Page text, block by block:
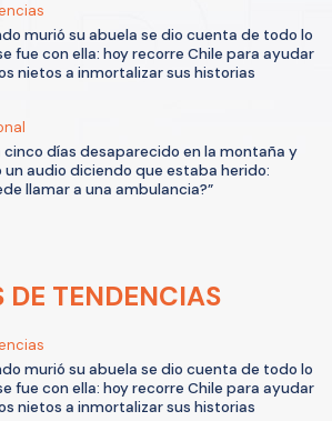
murió su abuela se dio cuenta de todo lo
fue con ella: hoy recorre Chile para ayudar
nietos a inmortalizar sus historias
cinco días desaparecido en la montaña y
un audio diciendo que estaba herido:
llamar a una ambulancia?”
DE TENDENCIAS
murió su abuela se dio cuenta de todo lo
fue con ella: hoy recorre Chile para ayudar
nietos a inmortalizar sus historias